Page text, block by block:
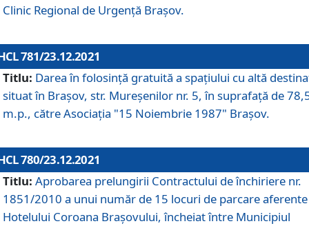
Clinic Regional de Urgență Brașov.
781/23.12.2021
Titlu: Darea în folosinţă gratuită a spaţiului cu altă
situat în Braşov, str. Mureşenilor nr. 5, în suprafaţă de
m.p., către Asociaţia "15 Noiembrie 1987" Braşov.
780/23.12.2021
Titlu: Aprobarea prelungirii Contractului de închiriere nr.
1851/2010 a unui număr de 15 locuri de parcare aferente
Hotelului Coroana Brașovului, încheiat între Municipiul